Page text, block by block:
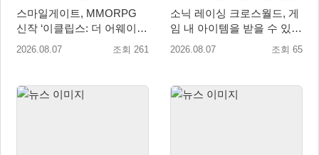
스마일게이트, MMORPG
신작 ‘이클립스: 더 어웨이크
닝’ 9월 10일 론칭!
2026.08.07 조회 261
소닉 레이싱 크로스월드, 게
임 내 아이템을 받을 수 있는
‘레전드 대회 라운드 7’ 개최!
2026.08.07 조회 65